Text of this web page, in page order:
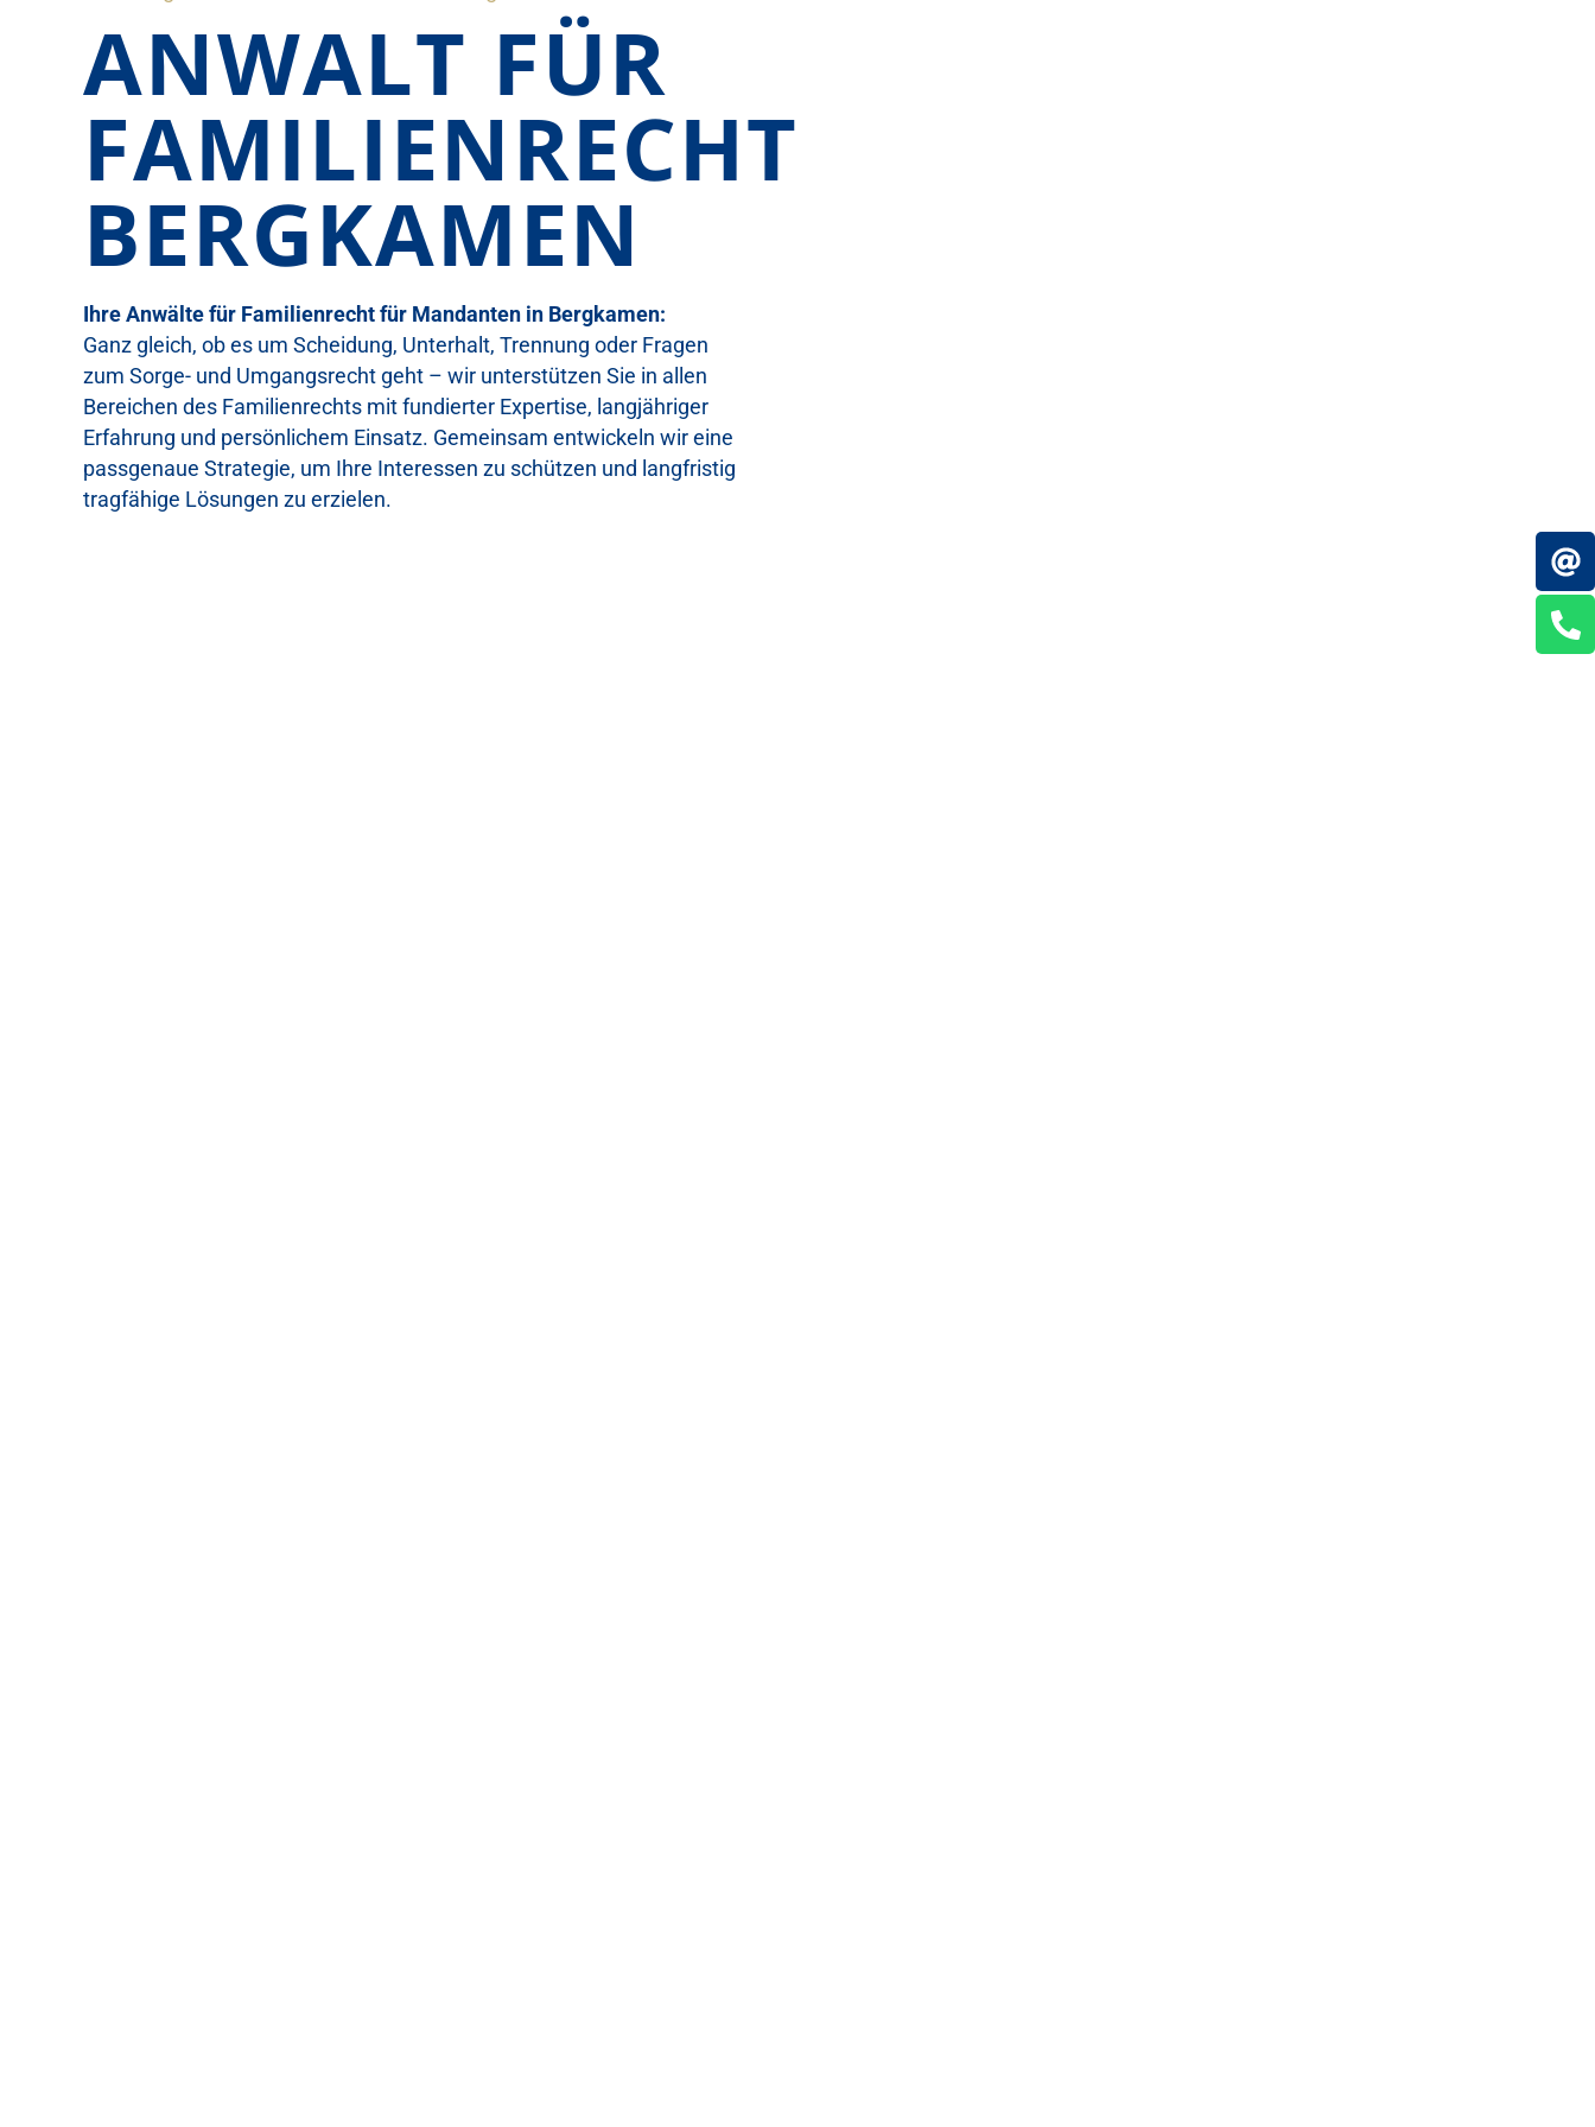
ANWALT FÜR
FAMILIENRECHT
BERGKAMEN
Ihre Anwälte für Familienrecht für Mandanten in Bergkamen:
Ganz gleich, ob es um Scheidung, Unterhalt, Trennung oder Fragen
zum Sorge- und Umgangsrecht geht – wir unterstützen Sie in allen
Bereichen des Familienrechts mit fundierter Expertise, langjähriger
Erfahrung und persönlichem Einsatz. Gemeinsam entwickeln wir eine
passgenaue Strategie, um Ihre Interessen zu schützen und langfristig
tragfähige Lösungen zu erzielen.